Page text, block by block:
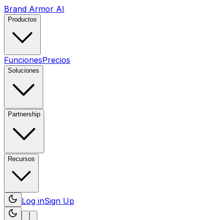
Brand Armor AI
Productos
FuncionesPrecios
Soluciones
Partnership
Recursos
Log inSign Up